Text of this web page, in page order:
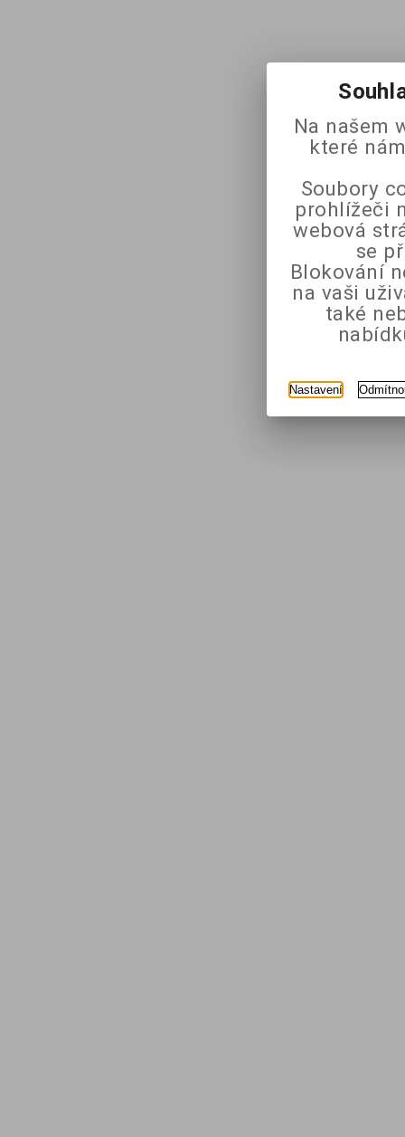
Na našem
které
Soubory
prohlížeči
webová
se
Blokování
na vaši
také
Nastavení